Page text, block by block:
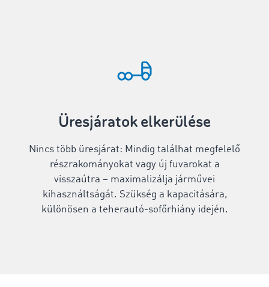
Üresjáratok elkerülése
Nincs több üresjárat: Mindig találhat megfelelő
részrakományokat vagy új fuvarokat a
visszaútra – maximalizálja járművei
kihasználtságát. Szükség a kapacitására,
különösen a teherautó-sofőrhiány idején.